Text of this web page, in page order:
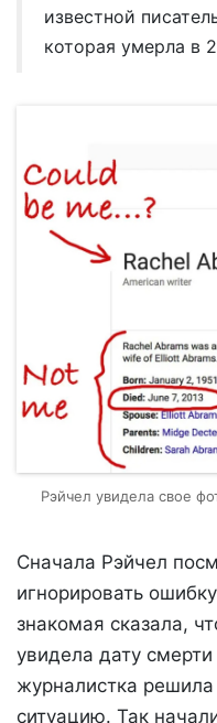
известной
которая умерла в
Рэйчел увидела свое
Сначала Рэйчел
игнорировать
знакомая сказала,
увидела дату
журналистка
ситуацию. Так